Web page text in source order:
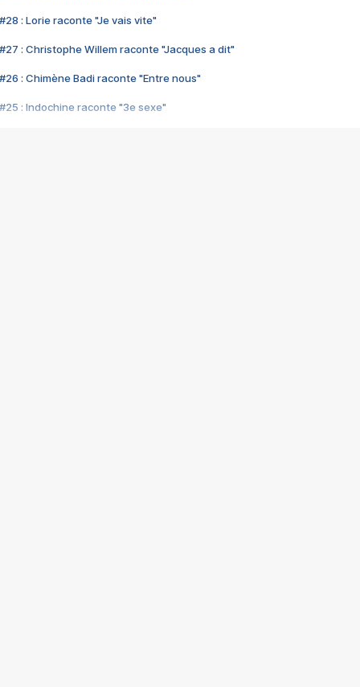
#28 : Lorie raconte "Je vais vite"
#27 : Christophe Willem raconte "Jacques a dit"
#26 : Chimène Badi raconte "Entre nous"
#25 : Indochine raconte "3e sexe"